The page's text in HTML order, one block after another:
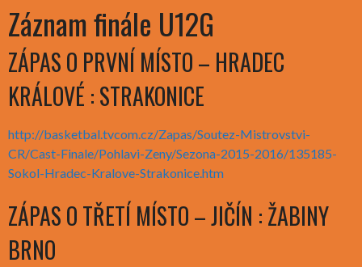
Záznam finále U12G
ZÁPAS O PRVNÍ MÍSTO – HRADEC
KRÁLOVÉ : STRAKONICE
http://basketbal.tvcom.cz/Zapas/Soutez-Mistrovstvi-
CR/Cast-Finale/Pohlavi-Zeny/Sezona-2015-2016/135185-
Sokol-Hradec-Kralove-Strakonice.htm
ZÁPAS O TŘETÍ MÍSTO – JIČÍN : ŽABINY
BRNO